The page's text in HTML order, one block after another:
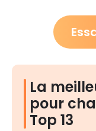
La
pour
Top 13